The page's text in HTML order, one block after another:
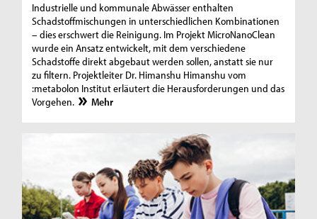
Industrielle und kommunale Abwässer enthalten
Schadstoffmischungen in unterschiedlichen Kombinationen
– dies erschwert die Reinigung. Im Projekt MicroNanoClean
wurde ein Ansatz entwickelt, mit dem verschiedene
Schadstoffe direkt abgebaut werden sollen, anstatt sie nur
zu filtern. Projektleiter Dr. Himanshu Himanshu vom
:metabolon Institut erläutert die Herausforderungen und das
Vorgehen.
Mehr